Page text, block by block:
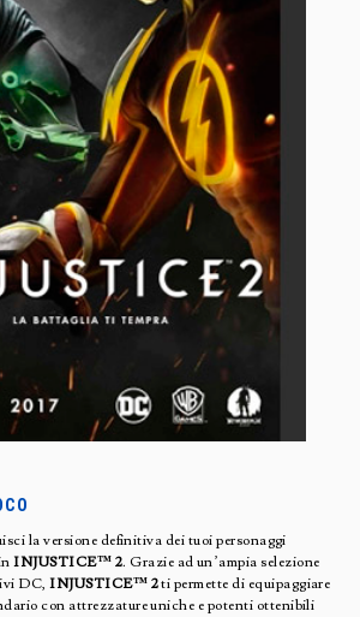
la versione definitiva dei tuoi personaggi
INJUSTICE™ 2. Grazie ad un’ampia selezione
DC,INJUSTICE™ 2ti permette di equipaggiare
con attrezzature uniche e potenti ottenibili